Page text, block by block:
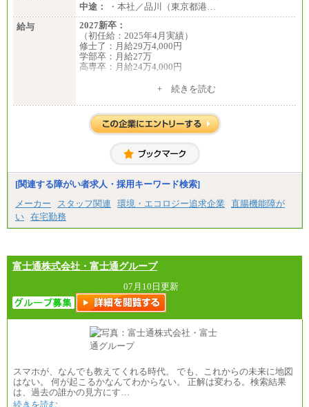
中途：
・本社／品川（東京都港…
給与
2027新卒：
（初任給：2025年4月実績）
修士了：月給29万4,000円
学部卒：月給27万
高専卒：月給24万4,000円
月給 250,000円～350,000円
想定年収 420万円～600万円
入社時の処遇（基本給・賞与）は経験・スキルを考
経験・スキルによっては、記載額を超える場合もあ
※試用期間中も給与に変更はございません。
+ 続きを読む
[関連する障がい者求人・採用キーワード検索]
メーカー
スタッフ関連 環境・エコロジー追求企業
直腸機能障が
い 在宅勤務
富士通株式会社・富士通グループ
07月10日更新
スマホが、なんでも教えてくれる時代。 でも、これからの未来に地図
はない。 何が起こるかなんてわからない。 正解は変わる。検索結果
は、過去の誰かの見方にす…
続きを読む